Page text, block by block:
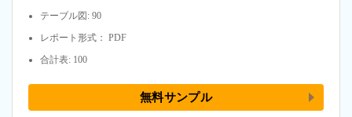
テーブル図: 90
レポート形式： PDF
合計表: 100
無料サンプル